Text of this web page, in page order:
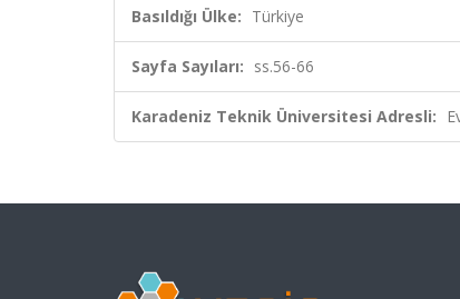
Basıldığı Ülke: Türkiye
Sayfa Sayıları: ss.56-66
Karadeniz Teknik Üniversitesi Adresli: